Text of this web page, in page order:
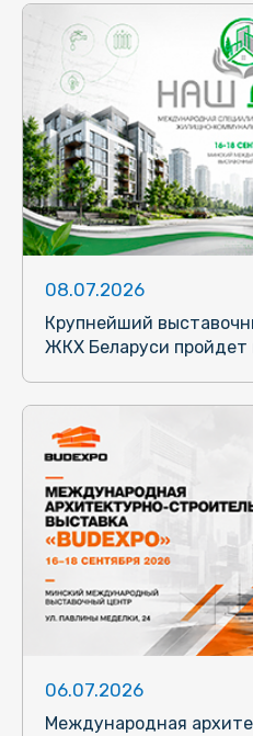
08.07.2026
Крупнейший
ЖКХ Беларуси пройдет
06.07.2026
Международная